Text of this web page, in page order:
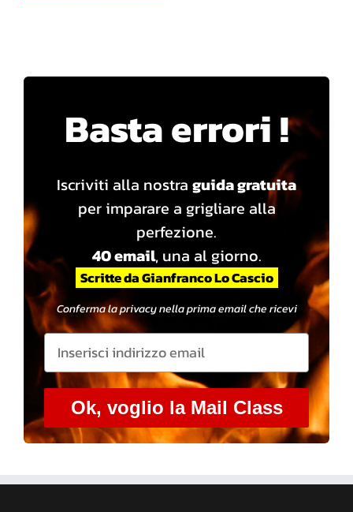
Basta errori !
Iscriviti alla nostra guida gratuita
per imparare a grigliare alla
perfezione.
40 email, una al giorno.
Scritte da Gianfranco Lo Cascio
Conferma la privacy nella prima email che ricevi
Ok, voglio la Mail Class